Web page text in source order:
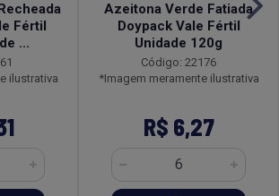
Fértil
...
ilustrativa
Azeitona Verde Fatiada
Doypack Vale Fértil
Unidade 120g
Código: 22176
*Imagem meramente ilustrativa
R$ 6,27